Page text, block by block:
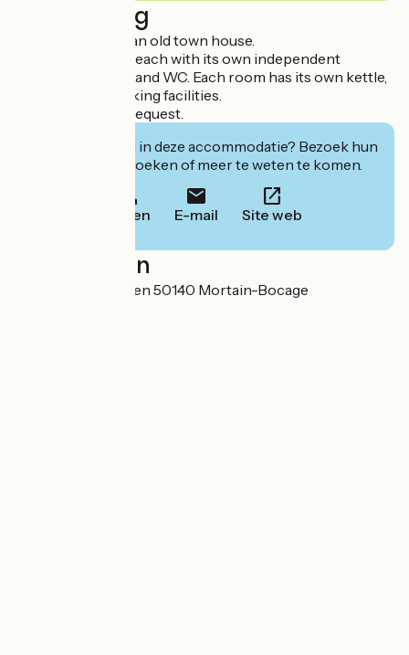
Beschrijving
The ambience of an old town house.
Three bedrooms, each with its own independent
entrance, shower and WC. Each room has its own kettle,
tea and coffee making facilities.
Table d'hôtes on request.
Geïnteresseerd in deze accommodatie? Bezoek hun
website om te boeken of meer te weten te komen.
Bellen E-mail Site web
Localisation
12 rue Thannhausen 50140 Mortain-Bocage